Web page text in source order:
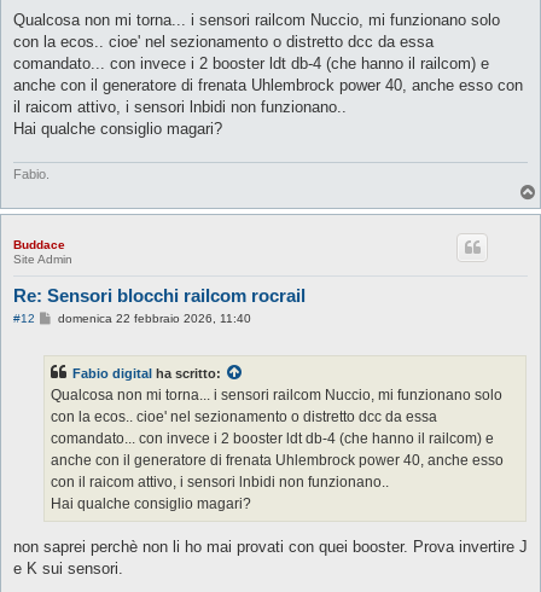
s
a
g
i
o
Qualcosa non mi torna... i sensori railcom Nuccio, mi funzionano solo
con la ecos.. cioe' nel sezionamento o distretto dcc da essa
comandato... con invece i 2 booster ldt db-4 (che hanno il railcom) e
anche con il generatore di frenata Uhlembrock power 40, anche esso con
il raicom attivo, i sensori lnbidi non funzionano..
Hai qualche consiglio magari?
Fabio.
Buddace
Site Admin
Re: Sensori blocchi railcom rocrail
#12
M
a
g
g
i
o
domenica 22 febbraio 2026, 11:40
Fabio digital ha scritto:
Qualcosa non mi torna... i sensori railcom Nuccio, mi funzionano solo
con la ecos.. cioe' nel sezionamento o distretto dcc da essa
comandato... con invece i 2 booster ldt db-4 (che hanno il railcom) e
anche con il generatore di frenata Uhlembrock power 40, anche esso
con il raicom attivo, i sensori lnbidi non funzionano..
Hai qualche consiglio magari?
non saprei perchè non li ho mai provati con quei booster. Prova invertire J
e K sui sensori.